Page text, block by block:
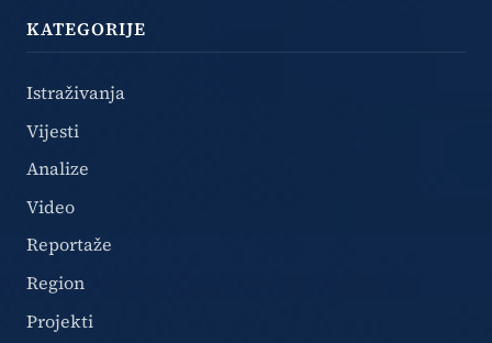
KATEGORIJE
Istraživanja
Vijesti
Analize
Video
Reportaže
Region
Projekti